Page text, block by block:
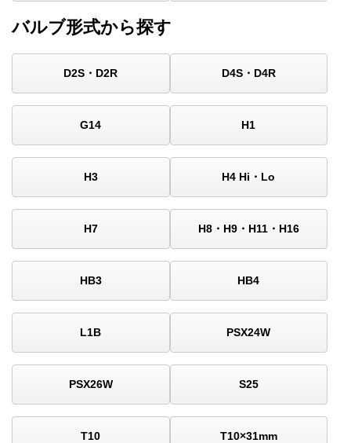
バルブ形式から探す
D2S・D2R D4S・D4R
G14 H1
H3 H4 Hi・Lo
H7 H8・H9・H11・H16
HB3 HB4
L1B PSX24W
PSX26W S25
T10 T10×31mm